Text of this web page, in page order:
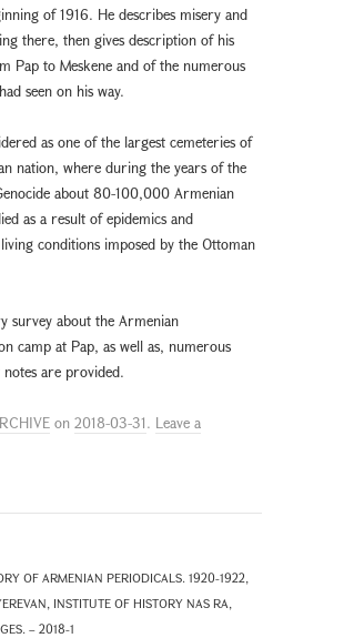
of 1916. He describes misery and
there, then gives description of his
Pap to Meskene and of the numerous
seen on his way.
as one of the largest cemeteries of
nation, where during the years of the
about 80-100,000 Armenian
as a result of epidemics and
conditions imposed by the Ottoman
survey about the Armenian
camp at Pap, as well as, numerous
are provided.
on 2018-03-31. Leave a
OF ARMENIAN PERIODICALS. 1920-1922,
INSTITUTE OF HISTORY NAS RA,
– 2018-1